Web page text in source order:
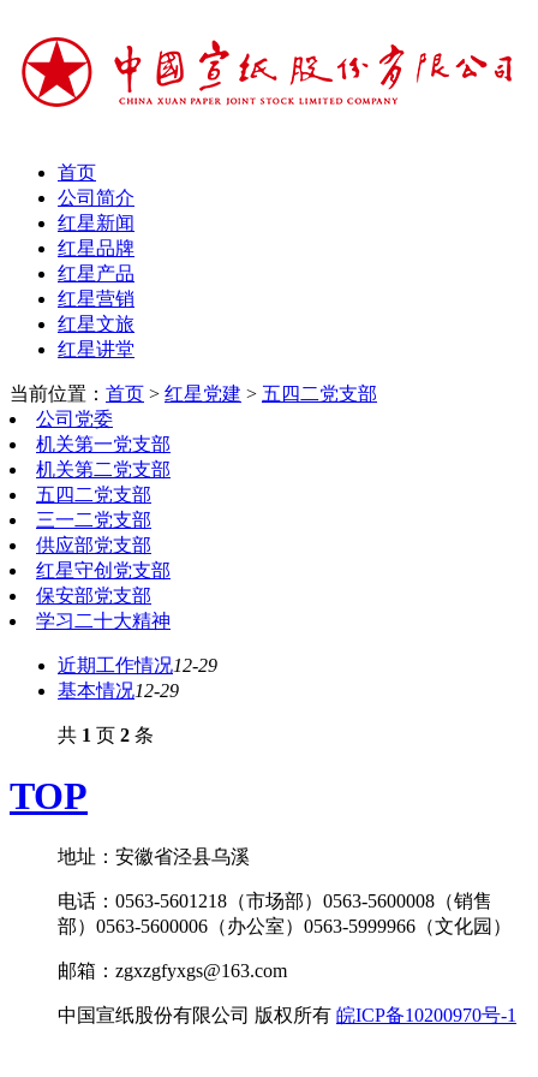
首页
公司简介
红星新闻
红星品牌
红星产品
红星营销
红星文旅
红星讲堂
当前位置： 首页 > 红星党建 > 五四二党支部
公司党委
机关第一党支部
机关第二党支部
五四二党支部
三一二党支部
供应部党支部
红星守创党支部
保安部党支部
学习二十大精神
近期工作情况12-29
基本情况12-29
共 1 页 2 条
TOP
地址：安徽省泾县乌溪
电话：0563-5601218（市场部）0563-5600008（销售
部）0563-5600006（办公室）0563-5999966（文化园）
邮箱：zgxzgfyxgs@163.com
中国宣纸股份有限公司 版权所有 皖ICP备10200970号-1